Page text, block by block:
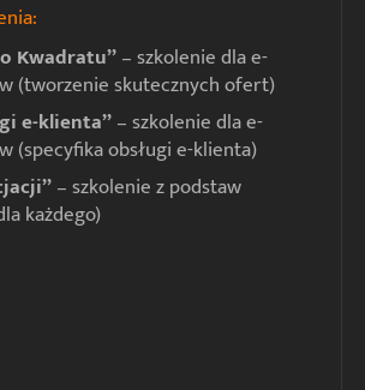
Kwadratu”– szkolenie dla e-
(tworzenie skutecznych ofert)
e-klienta”– szkolenie dla e-
(specyfika obsługi e-klienta)
– szkolenie z podstaw
każdego)